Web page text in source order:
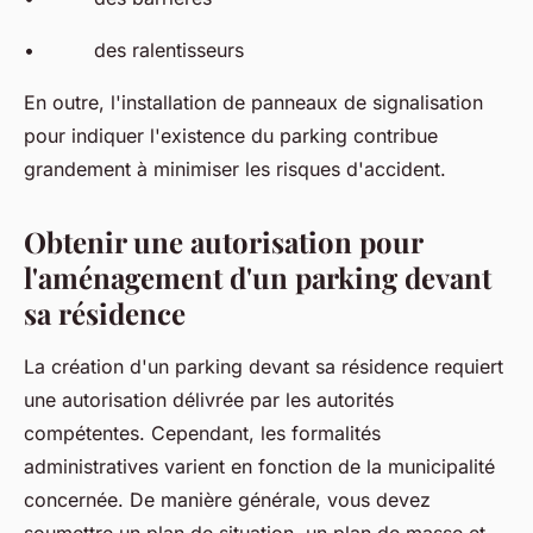
• des ralentisseurs
En outre, l'installation de panneaux de signalisation
pour indiquer l'existence du parking contribue
grandement à minimiser les risques d'accident.
Obtenir une autorisation pour
l'aménagement d'un parking devant
sa résidence
La création d'un parking devant sa résidence requiert
une autorisation délivrée par les autorités
compétentes. Cependant, les formalités
administratives varient en fonction de la municipalité
concernée. De manière générale, vous devez